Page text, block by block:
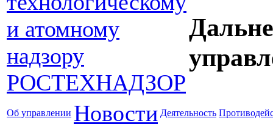
Об управлении Новости Деятельность